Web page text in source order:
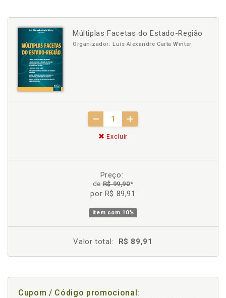
Múltiplas Facetas do Estado-Região
Organizador: Luís Alexandre Carta Winter
Excluir
Preço:
deR$ 99,90*
por R$ 89,91
item com 10%
Valor total: R$ 89,91
Cupom / Código promocional: